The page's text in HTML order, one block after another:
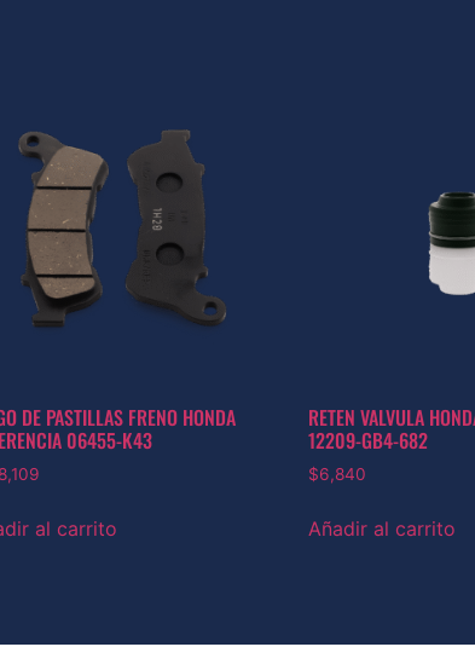
DE PASTILLAS FRENO HONDA
06455-K43
al carrito
RETEN VALVULA
12209-GB4-682
$6,840
Añadir al carrito